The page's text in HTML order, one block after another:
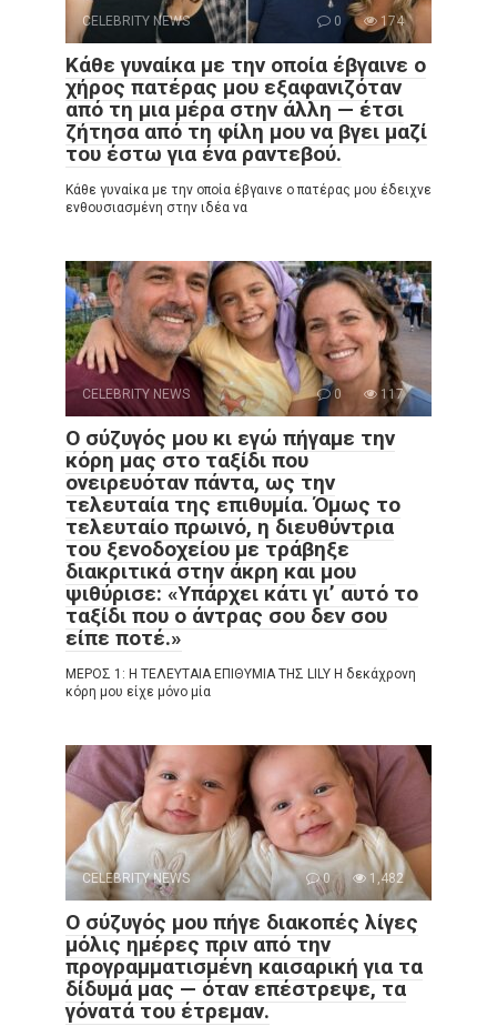
CELEBRITY NEWS 0 174
Κάθε γυναίκα με την οποία έβγαινε ο
χήρος πατέρας μου εξαφανιζόταν
από τη μια μέρα στην άλλη — έτσι
ζήτησα από τη φίλη μου να βγει μαζί
του έστω για ένα ραντεβού.
Κάθε γυναίκα με την οποία έβγαινε ο πατέρας μου έδειχνε
ενθουσιασμένη στην ιδέα να
CELEBRITY NEWS 0 117
Ο σύζυγός μου κι εγώ πήγαμε την
κόρη μας στο ταξίδι που
ονειρευόταν πάντα, ως την
τελευταία της επιθυμία. Όμως το
τελευταίο πρωινό, η διευθύντρια
του ξενοδοχείου με τράβηξε
διακριτικά στην άκρη και μου
ψιθύρισε: «Υπάρχει κάτι γι’ αυτό το
ταξίδι που ο άντρας σου δεν σου
είπε ποτέ.»
ΜΕΡΟΣ 1: Η ΤΕΛΕΥΤΑΙΑ ΕΠΙΘΥΜΙΑ ΤΗΣ LILY Η δεκάχρονη
κόρη μου είχε μόνο μία
CELEBRITY NEWS 0 1,482
Ο σύζυγός μου πήγε διακοπές λίγες
μόλις ημέρες πριν από την
προγραμματισμένη καισαρική για τα
δίδυμά μας — όταν επέστρεψε, τα
γόνατά του έτρεμαν.